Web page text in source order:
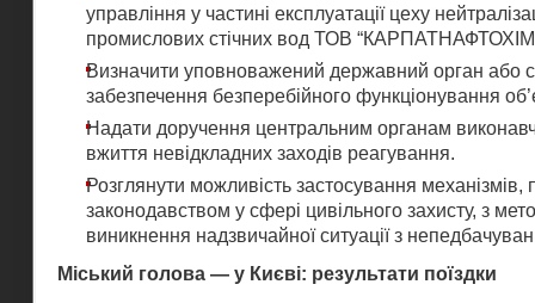
управління у частині експлуатації цеху
промислових стічних вод ТОВ
Визначити уповноважений державний орган або
забезпечення безперебійного функціонування
Надати доручення центральним органам
вжиття невідкладних заходів реагування.
Розглянути можливість застосування механізмів,
законодавством у сфері цивільного захисту, з
виникнення надзвичайної ситуації з
Міський голова — у Києві: результати поїздки